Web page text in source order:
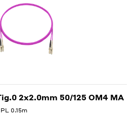
2x2.0mm 50/125 OM4 MA
0.15m